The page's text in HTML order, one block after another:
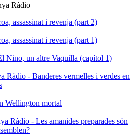
Ràdio
assassinat i revenja (part 2)
assassinat i revenja (part 1)
Nino, un altre Vaquilla (capítol 1)
Ràdio - Banderes vermelles i verdes en
Wellington mortal
Ràdio - Les amanides preparades són